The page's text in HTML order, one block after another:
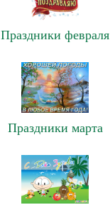
Праздники февраля
Праздники марта